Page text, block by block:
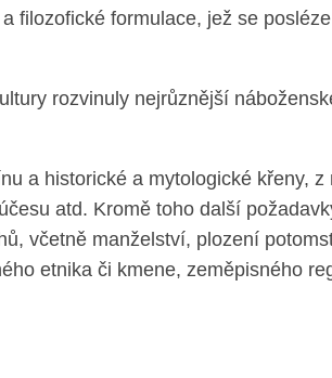
filozofické formulace, jež se
rozvinuly nejrůznější
a historické a mytologické křeny,
atd. Kromě toho další
včetně manželství, plození
etnika či kmene, zeměpisného